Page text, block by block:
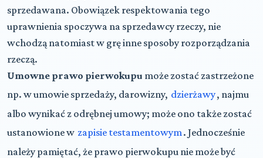
sprzedawana. Obowiązek respektowania tego
uprawnienia spoczywa na sprzedawcy rzeczy, nie
wchodzą natomiast w grę inne sposoby rozporządzania
rzeczą.
Umowne prawo pierwokupu może zostać zastrzeżone
np. w umowie sprzedaży, darowizny, dzierżawy, najmu
albo wynikać z odrębnej umowy; może ono także zostać
ustanowione w zapisie testamentowym. Jednocześnie
należy pamiętać, że prawo pierwokupu nie może być